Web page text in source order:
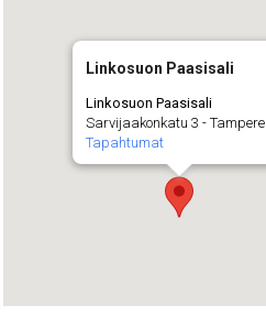
Linkosuon Paasisali
Linkosuon Paasisali
Sarvijaakonkatu 3 - Tampere
Tapahtumat